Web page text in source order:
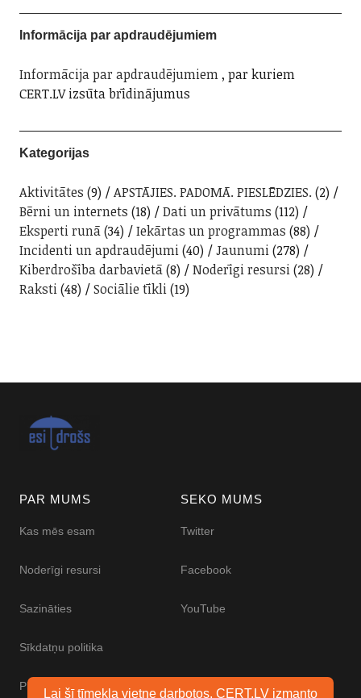
Informācija par apdraudējumiem
Informācija par apdraudējumiem, par kuriem
CERT.LV izsūta brīdinājumus
Kategorijas
Aktivitātes (9) APSTĀJIES. PADOMĀ. PIESLĒDZIES. (2)
Bērni un internets (18) Dati un privātums (112)
Eksperti runā(34) Iekārtas un programmas (88)
Incidenti un apdraudējumi(40) Jaunumi(278)
Kiberdrošība darbavietā(8) Noderīgi resursi(28)
Raksti(48) Sociālie tīkli(19)
PAR MUMS
Kas mēs esam
Noderīgi resursi
Sazināties
Sīkdatņu politika
Piekļūstamības paziņojums
SEKO MUMS
Twitter
Facebook
YouTube
Lai šī tīmekļa vietne darbotos, CERT.LV izmanto